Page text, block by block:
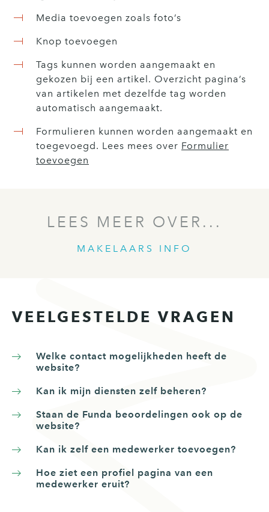
Media toevoegen zoals foto’s
Knop toevoegen
Tags kunnen worden aangemaakt en
gekozen bij een artikel. Overzicht pagina’s
van artikelen met dezelfde tag worden
automatisch aangemaakt.
Formulieren kunnen worden aangemaakt en
toegevoegd. Lees mees over Formulier
toevoegen
LEES MEER OVER...
MAKELAARS INFO
VEELGESTELDE VRAGEN
Welke contact mogelijkheden heeft de
website?
Kan ik mijn diensten zelf beheren?
Staan de Funda beoordelingen ook op de
website?
Kan ik zelf een medewerker toevoegen?
Hoe ziet een profiel pagina van een
medewerker eruit?